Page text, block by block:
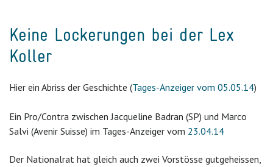
Keine Lockerungen bei der Lex
Koller
Hier ein Abriss der Geschichte (Tages-Anzeiger vom 05.05.14)
Ein Pro/Contra zwischen Jacqueline Badran (SP) und Marco
Salvi (Avenir Suisse) im Tages-Anzeiger vom 23.04.14
Der Nationalrat hat gleich auch zwei Vorstösse gutgeheissen,